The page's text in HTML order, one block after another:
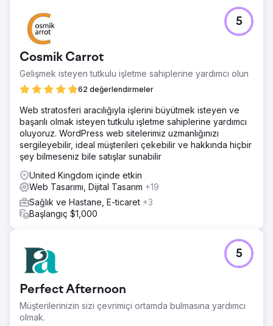
Cosmik Carrot
Gelişmek isteyen tutkulu işletme sahiplerine yardımcı olun
62 değerlendirmeler
5
Web stratosferi aracılığıyla işlerini büyütmek isteyen ve
başarılı olmak isteyen tutkulu işletme sahiplerine yardımcı
oluyoruz. WordPress web sitelerimiz uzmanlığınızı
sergileyebilir, ideal müşterileri çekebilir ve hakkında hiçbir
şey bilmeseniz bile satışlar sunabilir
United Kingdom içinde etkin
Web Tasarımı, Dijital Tasarım +19
Sağlık ve Hastane, E-ticaret +3
Başlangıç $1,000
Perfect Afternoon
Müşterilerinizin sizi çevrimiçi ortamda bulmasına yardımcı
olmak.
5